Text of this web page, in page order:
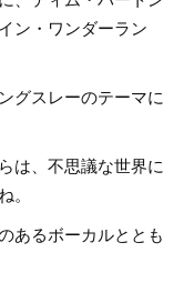
ン・ワンダーラン
グスレーのテーマに
は、不思議な世界に
。
あるボーカルととも